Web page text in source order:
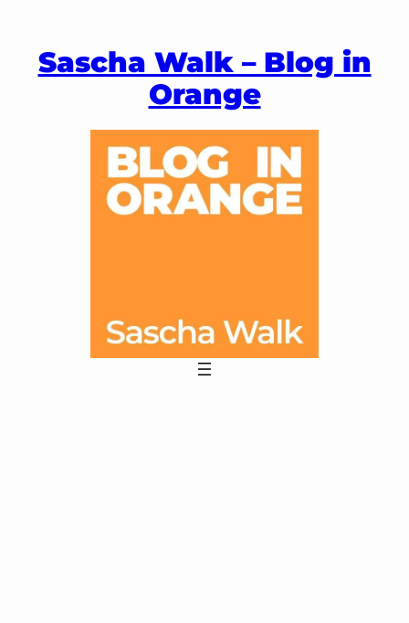
springen
Sascha Walk – Blog in
Orange